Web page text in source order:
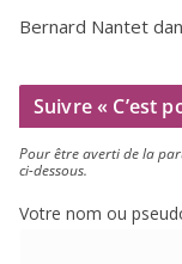
Bernard Nantet
Suivre « C’est
Pour être aver­ti de la
ci-dessous.
Votre nom ou